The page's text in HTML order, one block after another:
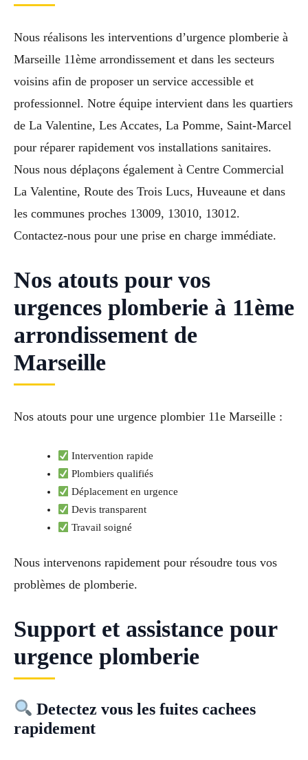
Nous réalisons les interventions d’urgence plomberie à
Marseille 11ème arrondissement et dans les secteurs
voisins afin de proposer un service accessible et
professionnel. Notre équipe intervient dans les quartiers
de La Valentine, Les Accates, La Pomme, Saint-Marcel
pour réparer rapidement vos installations sanitaires.
Nous nous déplaçons également à Centre Commercial
La Valentine, Route des Trois Lucs, Huveaune et dans
les communes proches 13009, 13010, 13012.
Contactez-nous pour une prise en charge immédiate.
Nos atouts pour vos
urgences plomberie à 11ème
arrondissement de
Marseille
Nos atouts pour une urgence plombier 11e Marseille :
Intervention rapide
Plombiers qualifiés
Déplacement en urgence
Devis transparent
Travail soigné
Nous intervenons rapidement pour résoudre tous vos
problèmes de plomberie.
Support et assistance pour
urgence plomberie
Detectez vous les fuites cachees
rapidement